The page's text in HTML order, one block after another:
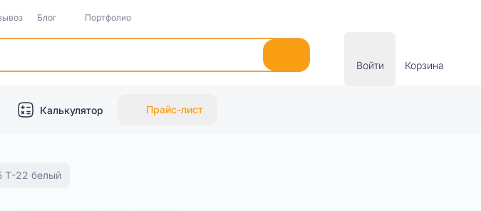
Блог Портфолио
Войти Корзина
Калькулятор Прайс-лист
Т-22 белый